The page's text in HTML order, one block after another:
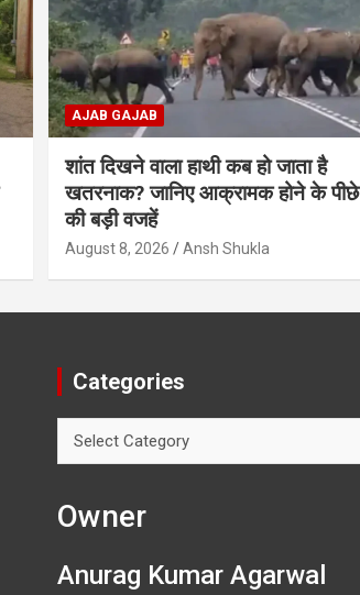
AJAB GAJAB
शांत दिखने वाला हाथी कब हो जाता है
खतरनाक? जानिए आक्रामक होने के पीछे
की बड़ी वजहें
August 8, 2026 Ansh Shukla
Categories
Owner
Anurag Kumar Agarwal